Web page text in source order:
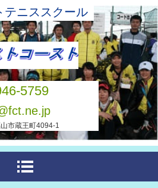
テニススクール
5759
市蔵王町4094-1